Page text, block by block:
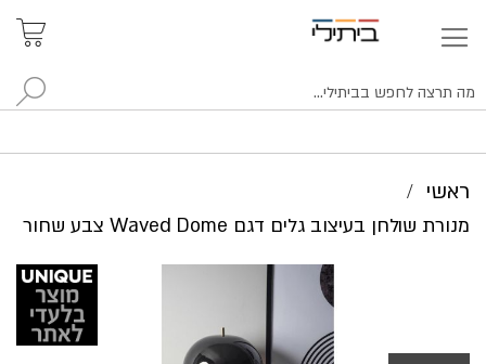
ראשי
מנורת שולחן בעיצוב גלים דגם Waved Dome צבע שחור